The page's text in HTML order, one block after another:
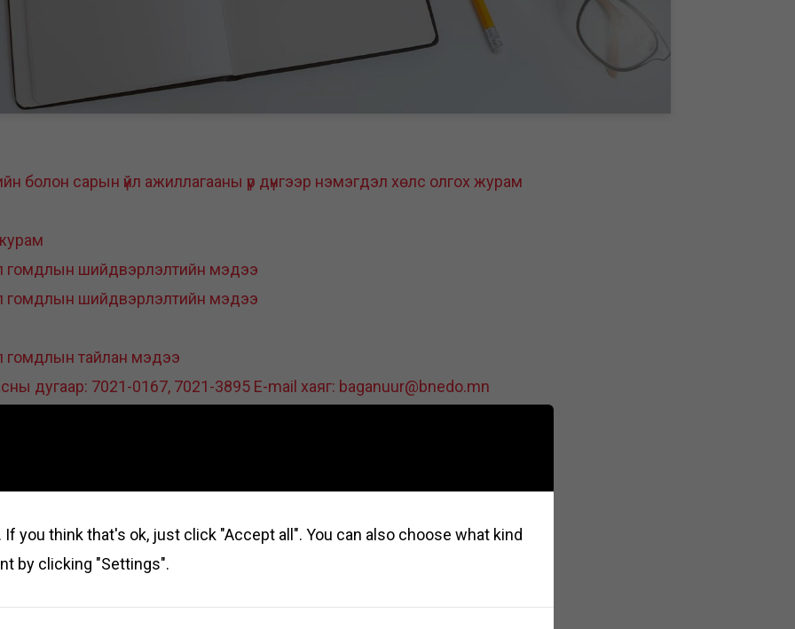
болон сарын үйл ажиллагааны үр дүнгээр нэмэгдэл хөлс олгох журам
гомдлын шийдвэрлэлтийн мэдээ
гомдлын шийдвэрлэлтийн мэдээ
гомдлын тайлан мэдээ
дугаар: 7021-0167, 7021-3895 E-mail хаяг: baganuur@bnedo.mn
you think that's ok, just click "Accept all". You can also choose what kind
by clicking "Settings".